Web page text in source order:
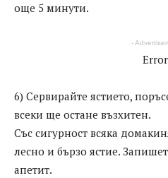
още 5 минути.
-
6) Сервирайте ястието,
всеки ще остане възхитен.
Със сигурност всяка
лесно и бързо ястие.
апетит.